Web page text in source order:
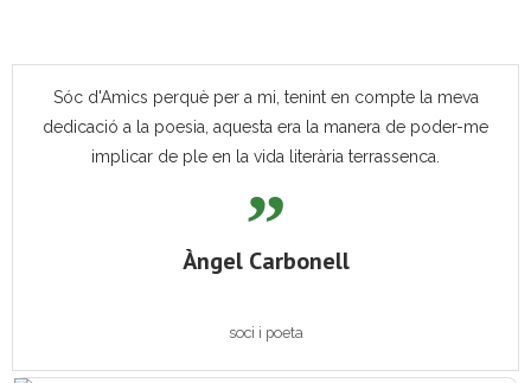
Sóc d'Amics perquè per a mi, tenint en compte la meva
dedicació a la poesia, aquesta era la manera de poder-me
implicar de ple en la vida literària terrassenca.
Àngel Carbonell
soci i poeta